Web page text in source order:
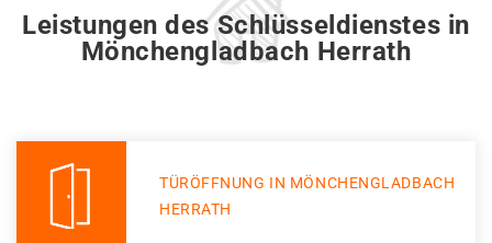
Leistungen des Schlüsseldienstes in
Mönchengladbach Herrath
TÜRÖFFNUNG IN MÖNCHENGLADBACH
HERRATH